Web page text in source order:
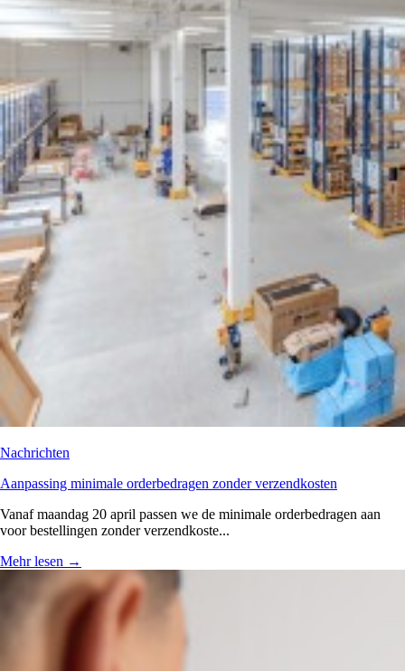
Nachrichten
Aanpassing minimale orderbedragen zonder verzendkosten
Vanaf maandag 20 april passen we de minimale orderbedragen aan
voor bestellingen zonder verzendkoste...
Mehr lesen →